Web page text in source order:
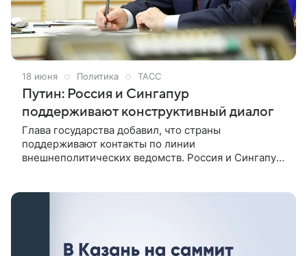
18 июня Политика ТАСС
Путин: Россия и Сингапур
поддерживают конструктивный диалог
Глава государства добавил, что страны
поддерживают контакты по линии
внешнеполитических ведомств. Россия и Сингапур